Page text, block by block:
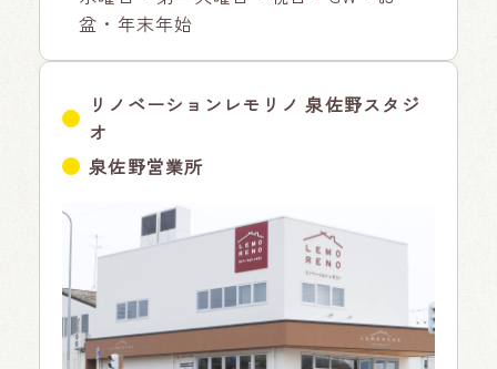
盆・年末年始
リノベーションレモリノ 泉佐野スタジ
オ
泉佐野営業所